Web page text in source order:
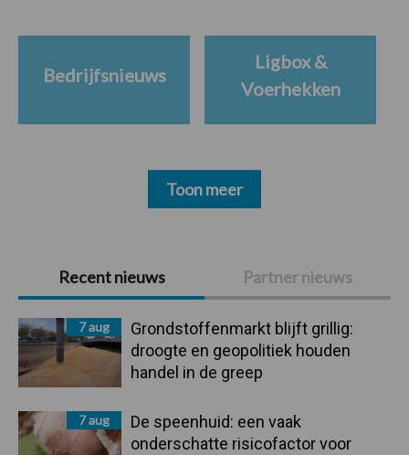
Primaire
Sidebar
Recent nieuws Partner nieuws
7 aug
Grondstoffenmarkt blijft grillig:
droogte en geopolitiek houden
handel in de greep
7 aug
De speenhuid: een vaak
onderschatte risicofactor voor
Bedrijfsnieuws
Ligbox &
Voerhekken
Toon meer